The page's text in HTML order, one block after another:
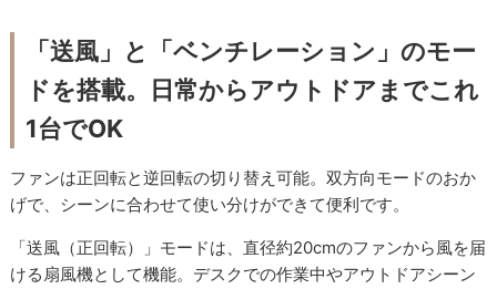
「送風」と「ベンチレーション」のモー
ドを搭載。日常からアウトドアまでこれ
1台でOK
ファンは正回転と逆回転の切り替え可能。双方向モードのおか
げで、シーンに合わせて使い分けができて便利です。
「送風（正回転）」モードは、直径約20cmのファンから風を届
ける扇風機として機能。デスクでの作業中やアウトドアシーン